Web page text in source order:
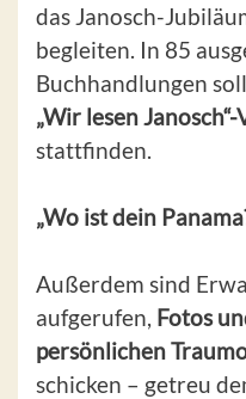
das Janosch-
begleiten. In 85
Buchhandlungen
„Wir lesen
stattfinden.
„Wo ist dein
Außerdem sind
aufgerufen, Fotos
persönlichen
schicken – getreu